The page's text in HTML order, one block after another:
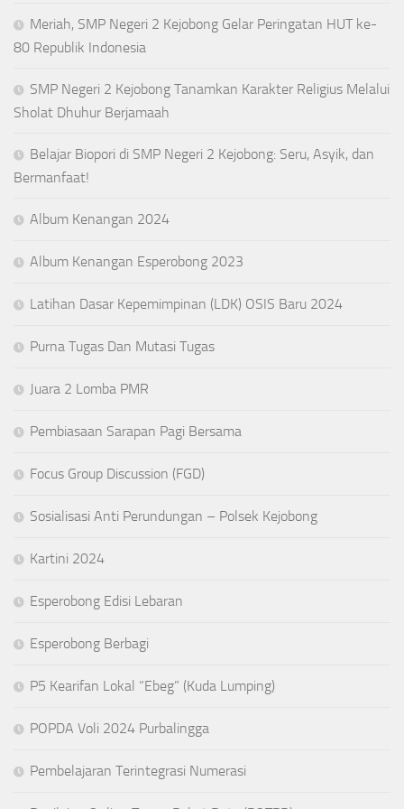
Meriah, SMP Negeri 2 Kejobong Gelar Peringatan HUT ke-
80 Republik Indonesia
SMP Negeri 2 Kejobong Tanamkan Karakter Religius Melalui
Sholat Dhuhur Berjamaah
Belajar Biopori di SMP Negeri 2 Kejobong: Seru, Asyik, dan
Bermanfaat!
Album Kenangan 2024
Album Kenangan Esperobong 2023
Latihan Dasar Kepemimpinan (LDK) OSIS Baru 2024
Purna Tugas Dan Mutasi Tugas
Juara 2 Lomba PMR
Pembiasaan Sarapan Pagi Bersama
Focus Group Discussion (FGD)
Sosialisasi Anti Perundungan – Polsek Kejobong
Kartini 2024
Esperobong Edisi Lebaran
Esperobong Berbagi
P5 Kearifan Lokal “Ebeg” (Kuda Lumping)
POPDA Voli 2024 Purbalingga
Pembelajaran Terintegrasi Numerasi